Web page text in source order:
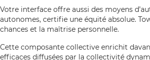
Votre interface offre aussi des moyens
autonomes, certifie une équité absolue.
chances et la maîtrise personnelle.
Cette composante collective enrichit
efficaces diffusées par la collectivité